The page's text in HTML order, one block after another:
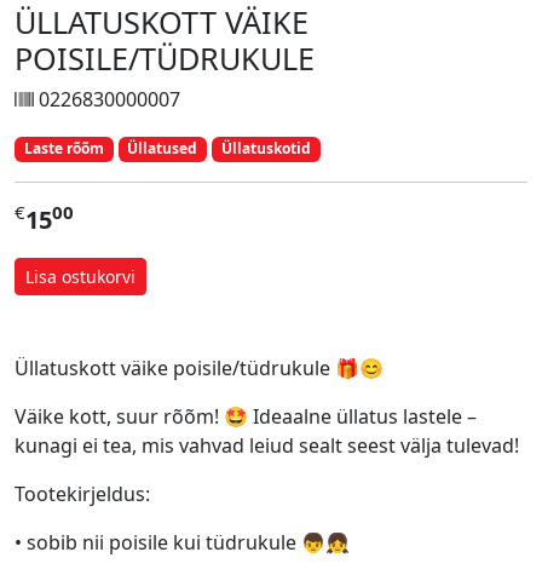
ÜLLATUSKOTT VÄIKE
POISILE/TÜDRUKULE
0226830000007
Laste rõõm Üllatused Üllatuskotid
€1500
Lisa ostukorvi
Üllatuskott väike poisile/tüdrukule 🎁😊
Väike kott, suur rõõm! 🤩 Ideaalne üllatus lastele –
kunagi ei tea, mis vahvad leiud sealt seest välja tulevad!
Tootekirjeldus:
• sobib nii poisile kui tüdrukule 👦👧